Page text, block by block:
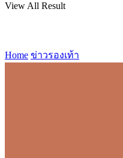
View All Result
Home ข่าวรองเท้า